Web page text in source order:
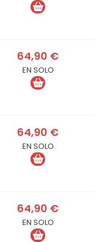
64,90 €
EN SOLO
64,90 €
EN SOLO
64,90 €
EN SOLO